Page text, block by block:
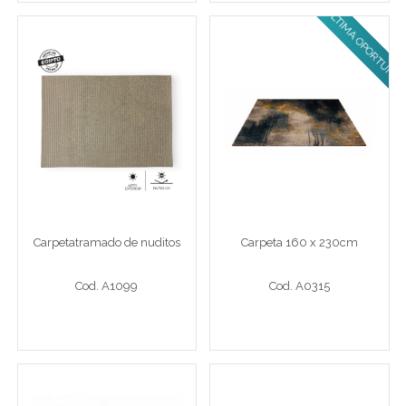
Carpetatramado de
nuditos
Carpeta 240 x 330 cm nuditos
Carpetatramado de nuditos
Cod. A1099
Carpeta 160 x 230cm
Carpeta 160 x 230cm
Cod. A0315